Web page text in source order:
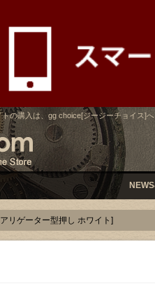
の購入は、gg choice[ジージーチョイス]へ
リゲーター型押し ホワイト]